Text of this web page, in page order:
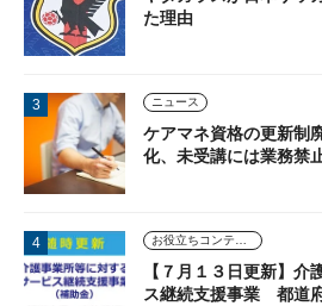
た理由
ニュース
ケアマネ資格の更新
化、未受講には業務禁
お役立ちコンテンツ
【７月１３日更新】介
ス継続支援事業 都道